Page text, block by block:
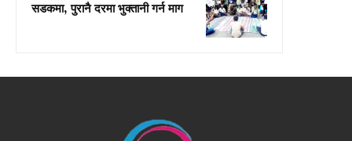
सडकमा, पुरानै दरमा भुक्तानी गर्न माग